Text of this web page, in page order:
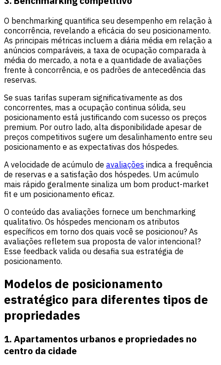
O benchmarking quantifica seu desempenho em relação à
concorrência, revelando a eficácia do seu posicionamento.
As principais métricas incluem a diária média em relação a
anúncios comparáveis, a taxa de ocupação comparada à
média do mercado, a nota e a quantidade de avaliações
frente à concorrência, e os padrões de antecedência das
reservas.
Se suas tarifas superam significativamente as dos
concorrentes, mas a ocupação continua sólida, seu
posicionamento está justificando com sucesso os preços
premium. Por outro lado, alta disponibilidade apesar de
preços competitivos sugere um desalinhamento entre seu
posicionamento e as expectativas dos hóspedes.
A velocidade de acúmulo de avaliações indica a frequência
de reservas e a satisfação dos hóspedes. Um acúmulo
mais rápido geralmente sinaliza um bom product-market
fit e um posicionamento eficaz.
O conteúdo das avaliações fornece um benchmarking
qualitativo. Os hóspedes mencionam os atributos
específicos em torno dos quais você se posicionou? As
avaliações refletem sua proposta de valor intencional?
Esse feedback valida ou desafia sua estratégia de
posicionamento.
Modelos de posicionamento
estratégico para diferentes tipos de
propriedades
1. Apartamentos urbanos e propriedades no
centro da cidade